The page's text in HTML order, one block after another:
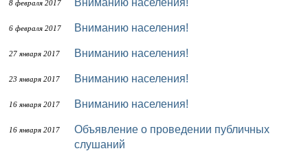
8 февраля 2017 Вниманию населения!
6 февраля 2017 Вниманию населения!
27 января 2017 Вниманию населения!
23 января 2017 Вниманию населения!
16 января 2017 Вниманию населения!
16 января 2017
Объявление о проведении публичных
слушаний